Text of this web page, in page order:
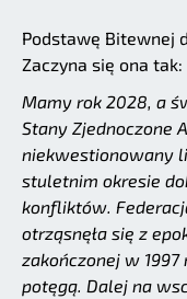
Podstawę Bitewnej
Zaczyna się ona tak:
Mamy rok 2028, a
Stany Zjednoczone
niekwestionowany
stuletnim okresie
konfliktów.
otrząsnęła się z
zakończonej w
potęgą. Dalej na